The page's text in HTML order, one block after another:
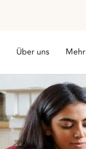
Über uns Mehr